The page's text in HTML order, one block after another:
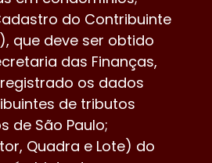
do Contribuinte
que deve ser obtido
das Finanças,
os dados
de tributos
de São Paulo;
Quadra e Lote) do